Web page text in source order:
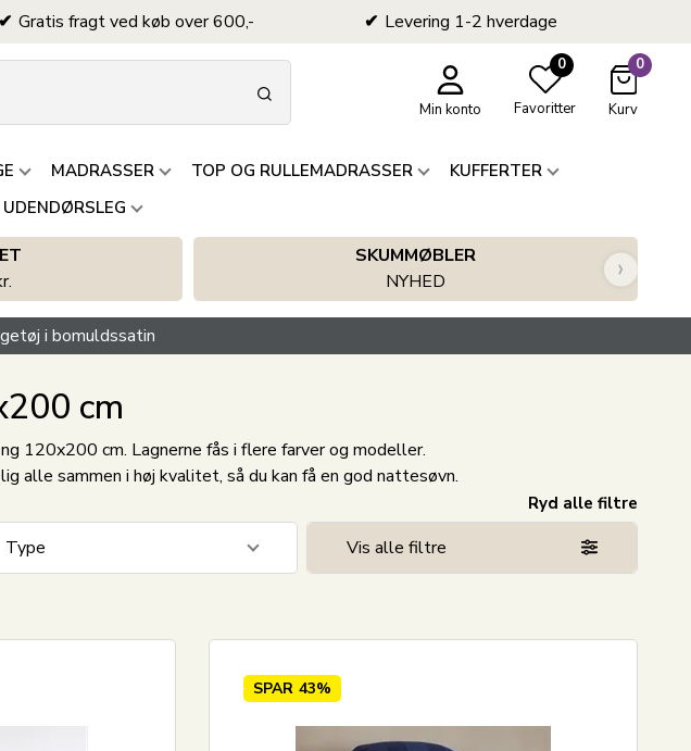
Gratis fragt ved køb over 600,- Levering 1-2 hverdage
Min konto
0
Favoritter
0
Kurv
MADRASSER TOP OG RULLEMADRASSER
KUFFERTER
UDENDØRSLEG
SKUMMØBLER
NYHED
›
i bomuldssatin
cm
120x200 cm. Lagnerne fås i flere farver og modeller.
alle sammen i høj kvalitet, så du kan få en god nattesøvn.
Ryd alle filtre
Type
4
Vis alle filtre
SPAR 43%